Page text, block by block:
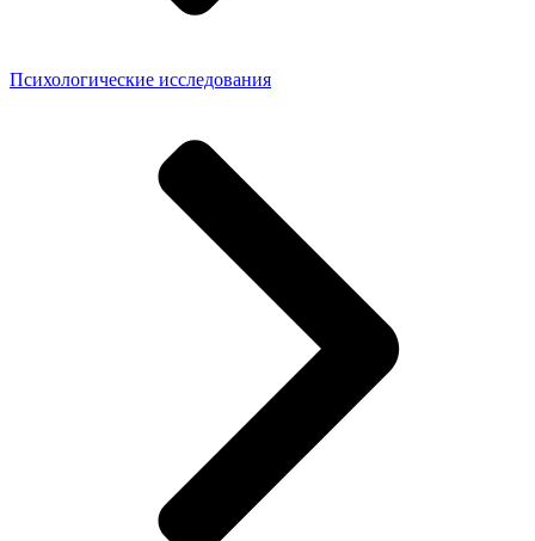
Психологические исследования